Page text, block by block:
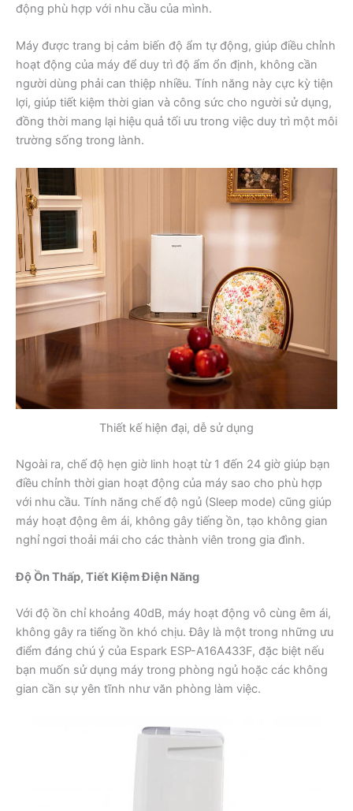
động phù hợp với nhu cầu của mình.
Máy được trang bị cảm biến độ ẩm tự động, giúp điều chỉnh
hoạt động của máy để duy trì độ ẩm ổn định, không cần
người dùng phải can thiệp nhiều. Tính năng này cực kỳ tiện
lợi, giúp tiết kiệm thời gian và công sức cho người sử dụng,
đồng thời mang lại hiệu quả tối ưu trong việc duy trì một môi
trường sống trong lành.
Thiết kế hiện đại, dễ sử dụng
Ngoài ra, chế độ hẹn giờ linh hoạt từ 1 đến 24 giờ giúp bạn
điều chỉnh thời gian hoạt động của máy sao cho phù hợp
với nhu cầu. Tính năng chế độ ngủ (Sleep mode) cũng giúp
máy hoạt động êm ái, không gây tiếng ồn, tạo không gian
nghỉ ngơi thoải mái cho các thành viên trong gia đình.
Độ Ồn Thấp, Tiết Kiệm Điện Năng
Với độ ồn chỉ khoảng 40dB, máy hoạt động vô cùng êm ái,
không gây ra tiếng ồn khó chịu. Đây là một trong những ưu
điểm đáng chú ý của Espark ESP-A16A433F, đặc biệt nếu
bạn muốn sử dụng máy trong phòng ngủ hoặc các không
gian cần sự yên tĩnh như văn phòng làm việc.